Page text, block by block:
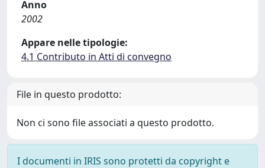
Anno
2002
Appare nelle tipologie:
4.1 Contributo in Atti di convegno
File in questo prodotto:
Non ci sono file associati a questo prodotto.
I documenti in IRIS sono protetti da copyright e